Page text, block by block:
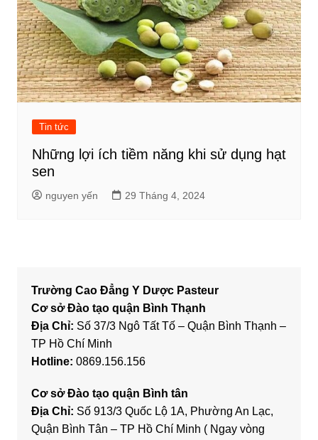
Tin tức
Những lợi ích tiềm năng khi sử dụng hạt
sen
nguyen yến 29 Tháng 4, 2024
Trường Cao Đẳng Y Dược Pasteur
Cơ sở Đào tạo quận Bình Thạnh
Địa Chỉ: Số 37/3 Ngô Tất Tố – Quận Bình Thạnh –
TP Hồ Chí Minh
Hotline: 0869.156.156
Cơ sở Đào tạo quận Bình tân
Địa Chỉ: Số 913/3 Quốc Lộ 1A, Phường An Lạc,
Quận Bình Tân – TP Hồ Chí Minh ( Ngay vòng